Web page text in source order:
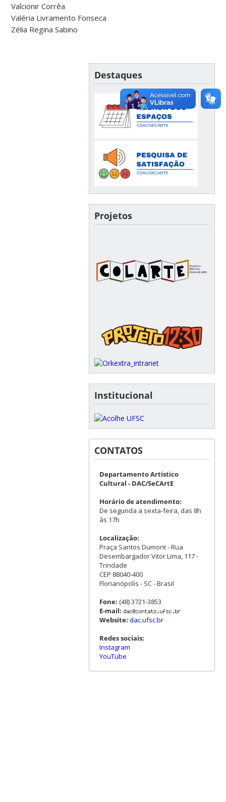
Valcionir Corrêa
Valéria Livramento Fonseca
Zélia Regina Sabino
Destaques
Projetos
Institucional
CONTATOS
Departamento Artístico
Cultural - DAC/SeCArtE
Horário de atendimento:
De segunda a sexta-feira, das 8h
às 17h
Localização:
Praça Santos Dumont - Rua
Desembargador Vitor Lima, 117 -
Trindade
CEP 88040-400
Florianópolis - SC - Brasil
Fone: (48) 3721-3853
E-mail:
Website: dac.ufsc.br
Redes sociais:
Instagram
YouTube